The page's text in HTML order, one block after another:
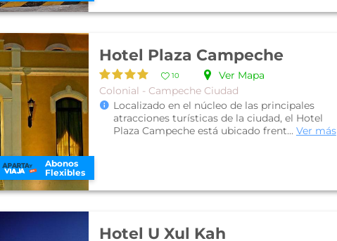
Abonos
Flexibles
Hotel Plaza Campeche
10
Ver Mapa
Colonial - Campeche Ciudad
Localizado en el núcleo de las principales
atracciones turísticas de la ciudad, el Hotel
Plaza Campeche está ubicado frent... Ver más
Hotel U Xul Kah